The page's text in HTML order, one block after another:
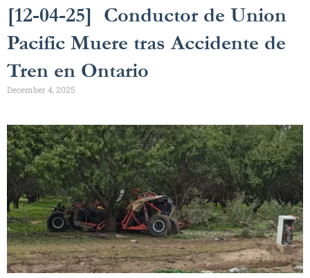
[12-04-25] Conductor de Union
Pacific Muere tras Accidente de
Tren en Ontario
December 4, 2025